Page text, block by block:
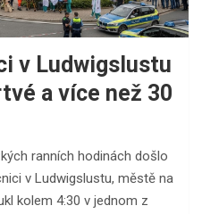
v Ludwigslustu
a více než 30
ranních hodinách došlo
v Ludwigslustu, městě na
kolem 4:30 v jednom z